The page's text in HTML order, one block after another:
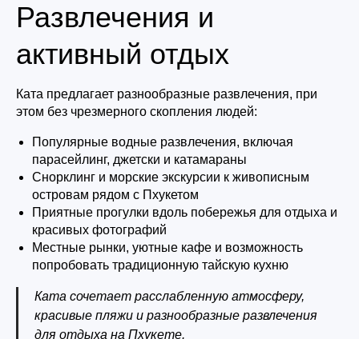
Развлечения и
активный отдых
Ката предлагает разнообразные развлечения, при
этом без чрезмерного скопления людей:
Популярные водные развлечения, включая
парасейлинг, джетски и катамараны
Снорклинг и морские экскурсии к живописным
островам рядом с Пхукетом
Приятные прогулки вдоль побережья для отдыха и
красивых фотографий
Местные рынки, уютные кафе и возможность
попробовать традиционную тайскую кухню
Ката сочетает расслабленную атмосферу,
красивые пляжи и разнообразные развлечения
для отдыха на Пхукете.